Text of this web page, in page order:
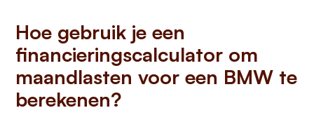
Hoe gebruik je een
financieringscalculator om
maandlasten voor een BMW te
berekenen?